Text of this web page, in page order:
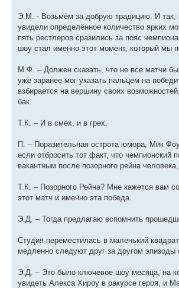
Э.М. - Возьмём за добрую традицию. И так,
увидели определённое количество ярких
пять рестлеров сразились за пояс
шоу стал именно этот момент, который мы
М.Ф. – Должен сказать, что не все матчи
уже заранее мог указать пальцем на
взбирается на вершину своих
бак.
Т.К. – И в смех, и в грех.
П. – Поразительная острота юмора, Мик
если отбросить тот факт, что
вакантным после позорного рейна
Т.К. – Позорного Рейна? Мне кажется вам
этот матч и именно эта победа.
Э.Д. – Тогда предлагаю вспомнить
Студия переместилась в маленький
медленно следуют друг за другом эпизоды
Э.Д. – Это было ключевое шоу месяца, на
увидеть Алекса Хироу в ракурсе героя, и